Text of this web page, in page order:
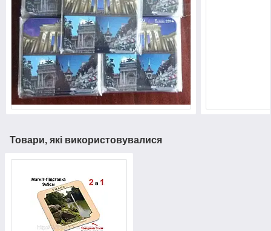
Товари, які використовувалися